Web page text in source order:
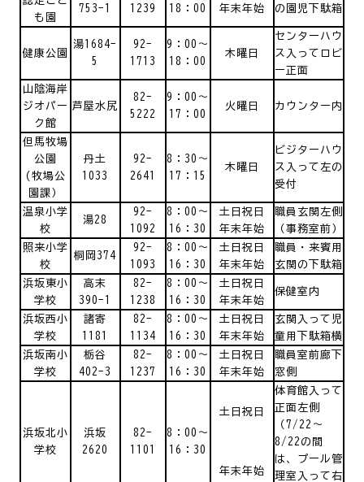
753-1
1239
18：00
の園児下駄箱
も園
年末年始
健康公園
湯1684-
5
92-
1713
9：00～
18：00
木曜日
センターハウ
ス入ってロビ
ー正面
山陰海岸
ジオパー
ク館
芦屋水尻
82-
5222
9：00～
17：00
火曜日 カウンター内
但馬牧場
公園
丹土
1033
92-
2641
8：30～
17：15
木曜日
ビジターハウ
ス入って左の
受付
(牧場公
園課）
温泉小学
校
湯28
92-
1092
8：00～
16：30
土日祝日
職員玄関左側
（事務室前）
年末年始
照来小学
校
桐岡374
92-
1093
8：00～
16：30
土日祝日
職員・来賓用
玄関の下駄箱
年末年始
浜坂東小
学校
高末
390-1
82-
1238
8：00～
16：30
土日祝日
保健室内
年末年始
浜坂西小
学校
諸寄
1181
82-
1134
8：00～
16：30
土日祝日
玄関入って児
童用下駄箱横
年末年始
浜坂南小
学校
栃谷
402-3
82-
1237
8：00～
16：30
土日祝日
職員室前廊下
窓側
年末年始
浜坂北小
学校
浜坂
2620
82-
1101
8：00～
16：30
土日祝日
体育館入って
正面左側
（7/22～
8/22の間
は、プール管
理室入って右
年末年始